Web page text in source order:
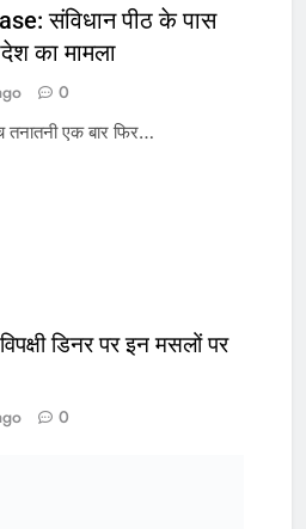
संविधान पीठ के पास
का मामला
0
एक बार फिर…
डिनर पर इन मसलों पर
0